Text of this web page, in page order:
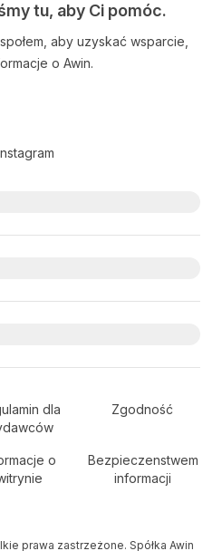
tu, aby Ci pomóc.
aby uzyskać wsparcie,
o Awin.
dla
Zgodność
o
Bezpieczenstwem
informacji
prawa zastrzeżone. Spółka Awin